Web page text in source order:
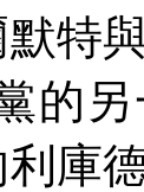
特
的
庫